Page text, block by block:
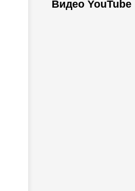
Видео YouTube